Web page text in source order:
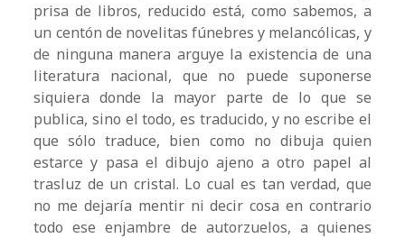
prisa de libros, reducido está, como sabemos, a
un centón de novelitas fúnebres y melancólicas, y
de ninguna manera arguye la existencia de una
literatura nacional, que no puede suponerse
siquiera donde la mayor parte de lo que se
publica, sino el todo, es traducido, y no escribe el
que sólo traduce, bien como no dibuja quien
estarce y pasa el dibujo ajeno a otro papel al
trasluz de un cristal. Lo cual es tan verdad, que
no me dejaría mentir ni decir cosa en contrario
todo ese enjambre de autorzuelos, a quienes